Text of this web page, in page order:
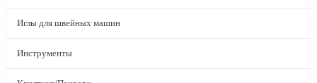
Иглы для швейных машин
Инструменты